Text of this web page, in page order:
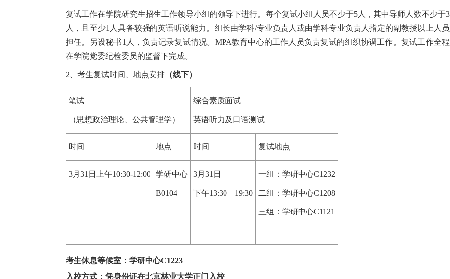
复试工作在学院研究生招生工作领导小组的领导下进行。每个复试小组人员不少于5人，其中导师人数不少于3
人，且至少1人具备较强的英语听说能力。组长由学科/专业负责人或由学科专业负责人指定的副教授以上人员
担任。另设秘书1人，负责记录复试情况。MPA教育中心的工作人员负责复试的组织协调工作。复试工作全程
在学院党委纪检委员的监督下完成。
2、考生复试时间、地点安排 （线下）
笔试
（思想政治理论、公共管理学）
综合素质面试
英语听力及口语测试
时间 地点 时间 复试地点
3月31日上午10:30-12:00 学研中心
B0104
3月31日
下午13:30—19:30
一组：学研中心C1232
二组：学研中心C1208
三组：学研中心C1121
考生休息等候室：学研中心C1223
入校方式：凭身份证在北京林业大学正门入校